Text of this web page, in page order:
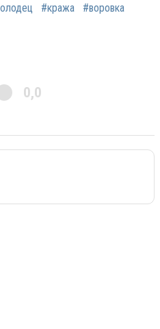
#кража #воровка
0,0